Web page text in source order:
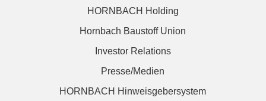
HORNBACH Holding
Hornbach Baustoff Union
Investor Relations
Presse/Medien
HORNBACH Hinweisgebersystem